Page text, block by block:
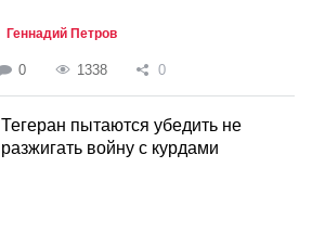
Геннадий Петров
0 1338 0
Тегеран пытаются убедить не
разжигать войну с курдами